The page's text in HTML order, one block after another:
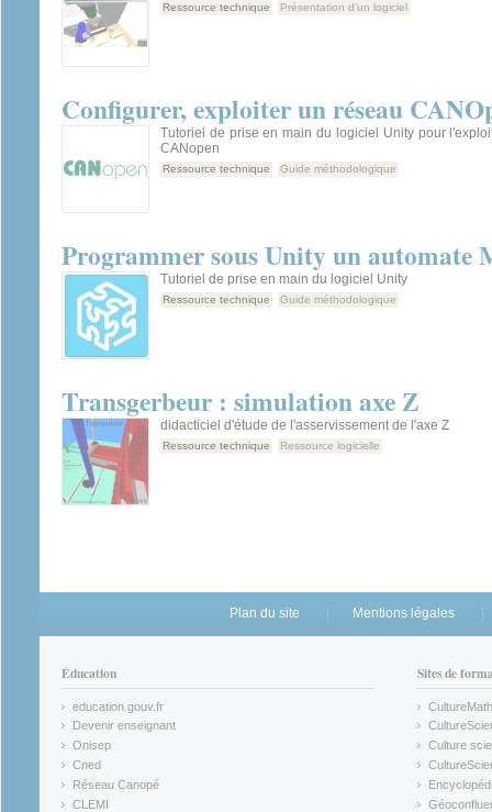
Ressource technique Présentation d'un logiciel
Configurer, exploiter un réseau
Tutoriel de prise en main du logiciel Unity pour
CANopen
Ressource technique Guide méthodologique
Programmer sous Unity un automate
Tutoriel de prise en main du logiciel Unity
Ressource technique Guide méthodologique
Transgerbeur : simulation axe Z
didacticiel d'étude de l'asservissement de l'axe Z
Ressource technique Ressource logicielle
Plan du site Mentions légales
Éducation
education.gouv.fr
(link is external)
Devenir enseignant
(link is external)
Onisep
(link is external)
Cned
(link is external)
Réseau Canopé
(link is external)
CLEMI
Sites de
CultureMath
(link is
(link is
Culture
(link is
(link is